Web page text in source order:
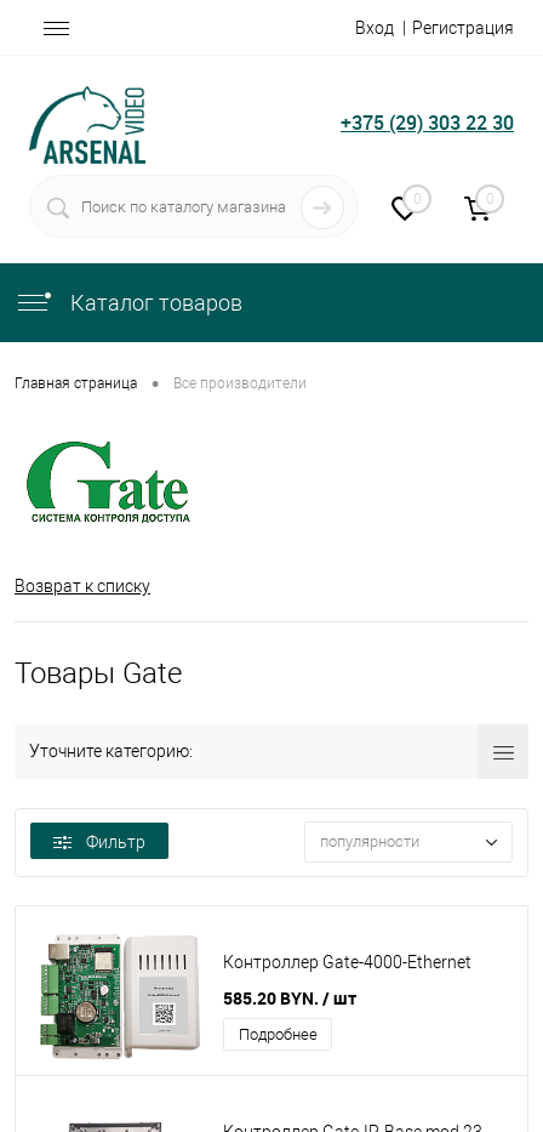
Вход Регистрация
+375 (29) 303 22 30
0 0
Каталог товаров
Главная страница • Все производители
Возврат к списку
Товары Gate
Уточните категорию:
Фильтр популярности
Контроллер Gate-4000-Ethernet
585.20 BYN. / шт
Подробнее